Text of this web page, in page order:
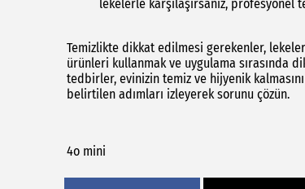
lekelerle karşılaşırsanız,
Temizlikte dikkat edilmesi gerekenler,
ürünleri kullanmak ve uygulama sırasında
tedbirler, evinizin temiz ve hijyenik
belirtilen adımları izleyerek sorunu çözün.
4o mini